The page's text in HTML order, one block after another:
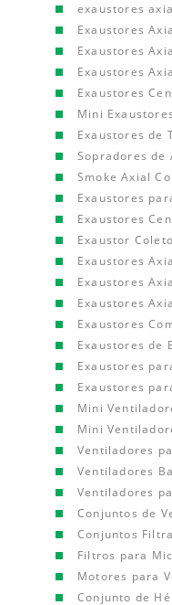
exaustores
Exaustores
Exaustores
Exaustores
Exaustores
Mini
Exaustores de
Sopradores de
Smoke Axial
Exaustores
Exaustores
Exaustor
Exaustores
Exaustores
Exaustores
Exaustores
Exaustores de
Exaustores
Exaustores
Mini
Mini
Ventiladores
Ventiladores
Ventiladores
Conjuntos de
Conjuntos
Filtros para
Motores para
Conjunto de